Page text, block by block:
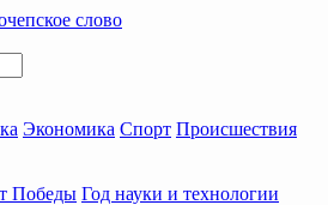
Экономика Спорт Происшествия
Победы Год науки и технологии